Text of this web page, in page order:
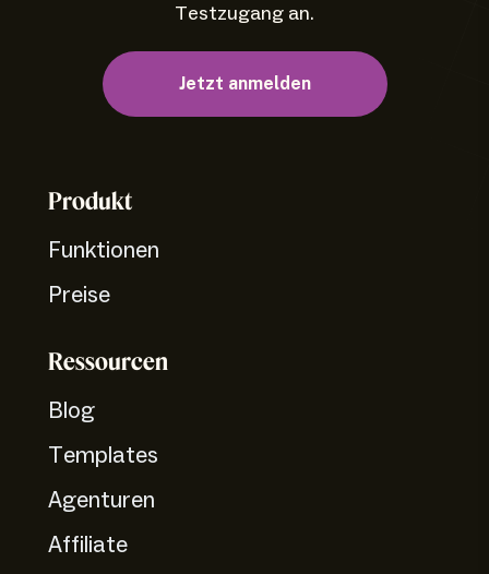
Testzugang an.
Jetzt anmelden
Produkt
Funktionen
Preise
Ressourcen
Blog
Templates
Agenturen
Affiliate